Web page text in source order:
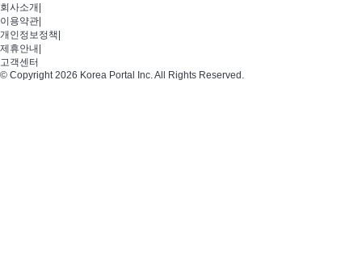
회사소개
이용약관
개인정보정책
제휴안내
고객센터
© Copyright 2026 Korea Portal Inc. All Rights Reserved.